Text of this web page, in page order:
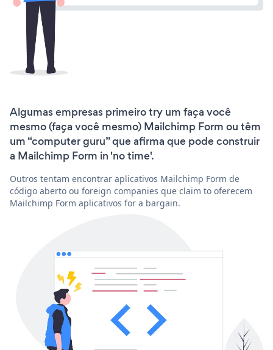
Algumas empresas primeiro try um faça você
mesmo (faça você mesmo) Mailchimp Form ou têm
um “computer guru” que afirma que pode construir
a Mailchimp Form in 'no time'.
Outros tentam encontrar aplicativos Mailchimp Form de
código aberto ou foreign companies que claim to oferecem
Mailchimp Form aplicativos for a bargain.